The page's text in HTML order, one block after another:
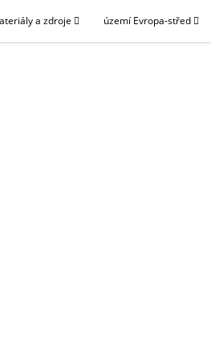
a zdroje území Evropa-střed